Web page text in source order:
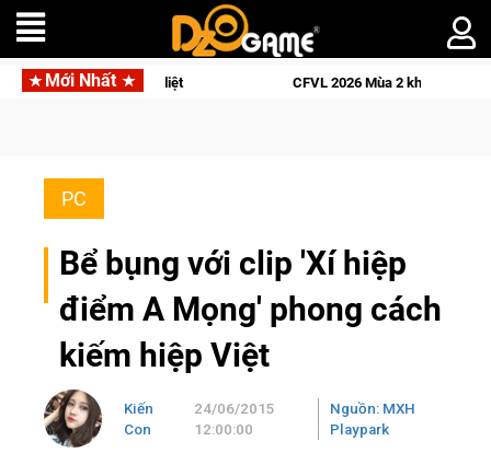
Mới Nhất
sử khốc liệt CFVL 2026 Mùa 2 khép lại với hành trình đầy
PC
Bể bụng với clip 'Xí hiệp
điểm A Mọng' phong cách
kiếm hiệp Việt
Kiến
Con
24/06/2015
12:00:00
Nguồn: MXH
Playpark